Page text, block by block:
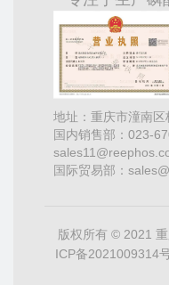
地址：重庆市潼南
国内销售部：023-
国际贸易部：
版权所有 © 2021
ICP备2021009314